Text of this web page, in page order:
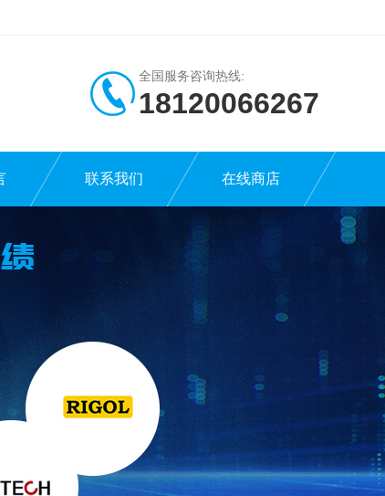
全国服务咨询热线:
18120066267
联系我们 在线商店